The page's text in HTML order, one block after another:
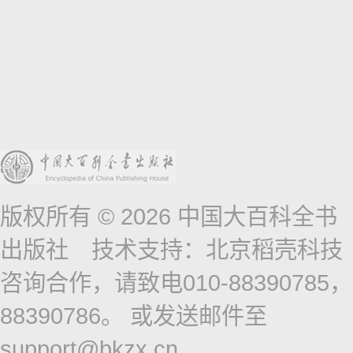
版权所有 © 2026 中国大百科全书
出版社 技术支持：北京稻壳科技
咨询合作，请致电010-88390785，
88390786。 或发送邮件至